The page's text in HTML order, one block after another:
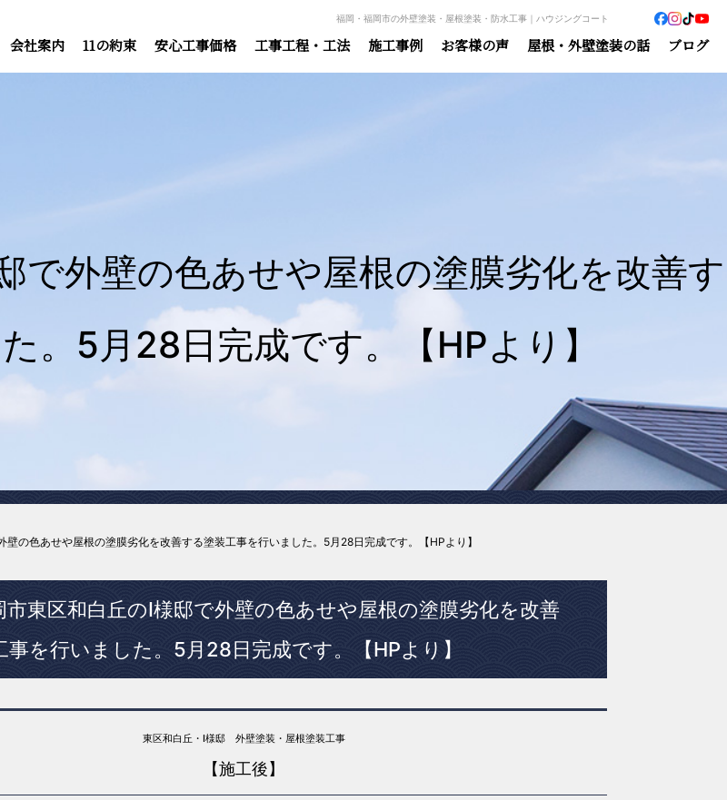
福岡・福岡市の外壁塗装・屋根塗装・防水工事｜ハウジングコート
会社案内 11の約束 安心工事価格 工事工程・工法 施工事例 お客様の声 屋根・外壁塗装の話 ブログ
で外壁の色あせや屋根の塗膜劣化を改善す
。5月28日完成です。【HPより】
の色あせや屋根の塗膜劣化を改善する塗装工事を行いました。5月28日完成です。【HPより】
市東区和白丘のI様邸で外壁の色あせや屋根の塗膜劣化を改善
事を行いました。5月28日完成です。【HPより】
東区和白丘・I様邸 外壁塗装・屋根塗装工事
【施工後】